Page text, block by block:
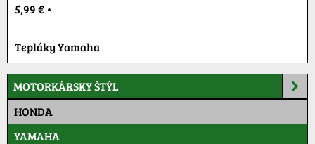
5,99 € •
Tepláky Yamaha
MOTORKÁRSKY ŠTÝL
HONDA
YAMAHA